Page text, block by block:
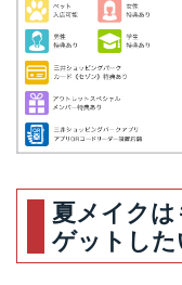
夏メイク
ゲットし